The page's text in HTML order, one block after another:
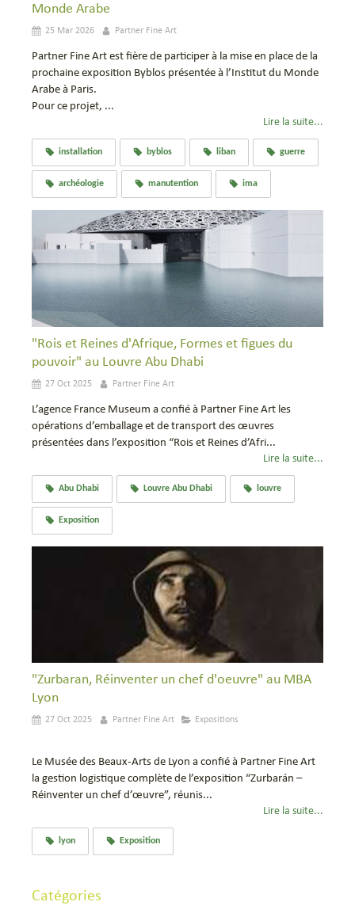
Monde Arabe
25 Mar 2026 Partner Fine Art
Partner Fine Art est fière de participer à la mise en place de la
prochaine exposition Byblos présentée à l’Institut du Monde
Arabe à Paris.
Pour ce projet, ...
Lire la suite...
installation byblos liban guerre
archéologie manutention ima
"Rois et Reines d'Afrique, Formes et figues du
pouvoir" au Louvre Abu Dhabi
27 Oct 2025 Partner Fine Art
L’agence France Museum a confié à Partner Fine Art les
opérations d’emballage et de transport des œuvres
présentées dans l’exposition “Rois et Reines d’Afri...
Lire la suite...
Abu Dhabi Louvre Abu Dhabi louvre
Exposition
"Zurbaran, Réinventer un chef d'oeuvre" au MBA
Lyon
27 Oct 2025 Partner Fine Art Expositions
Le Musée des Beaux-Arts de Lyon a confié à Partner Fine Art
la gestion logistique complète de l’exposition “Zurbarán –
Réinventer un chef d’œuvre”, réunis...
Lire la suite...
lyon Exposition
Catégories